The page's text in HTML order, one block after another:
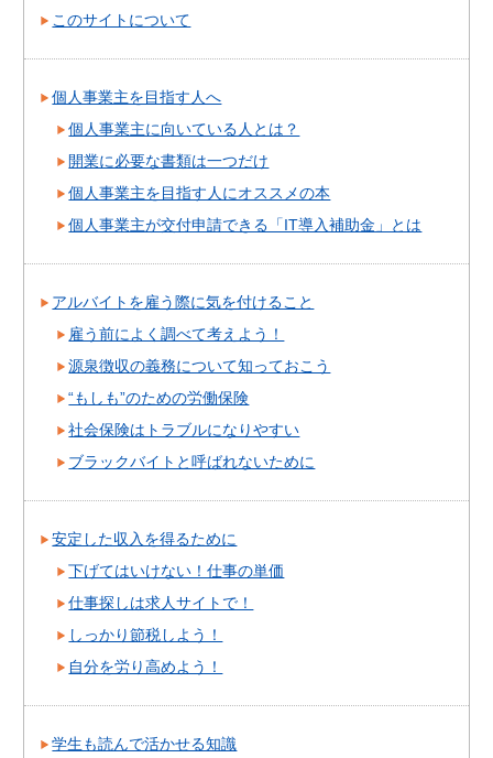
このサイトについて
個人事業主を目指す人へ
個人事業主に向いている人とは？
開業に必要な書類は一つだけ
個人事業主を目指す人にオススメの本
個人事業主が交付申請できる「IT導入補助金」とは
アルバイトを雇う際に気を付けること
雇う前によく調べて考えよう！
源泉徴収の義務について知っておこう
“もしも”のための労働保険
社会保険はトラブルになりやすい
ブラックバイトと呼ばれないために
安定した収入を得るために
下げてはいけない！仕事の単価
仕事探しは求人サイトで！
しっかり節税しよう！
自分を労り高めよう！
学生も読んで活かせる知識